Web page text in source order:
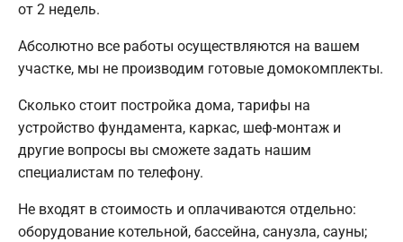
от 2 недель.
Абсолютно все работы осуществляются на вашем
участке, мы не производим готовые домокомплекты.
Сколько стоит постройка дома, тарифы на
устройство фундамента, каркас, шеф-монтаж и
другие вопросы вы сможете задать нашим
специалистам по телефону.
Не входят в стоимость и оплачиваются отдельно:
оборудование котельной, бассейна, санузла, сауны;